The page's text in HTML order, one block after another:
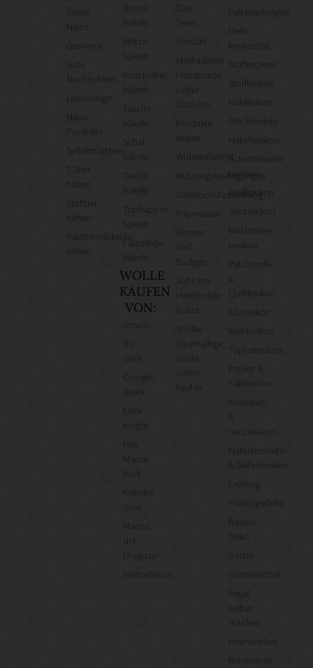
News
Gute
Nachrichten!
Leselounge
Neue
Produkte
Selbermachen
T-Shirt
Stofftier
Patchworkdecke
häkeln
Mütze
häkeln
Kuscheltier
häkeln
Tasche
häkeln
häkeln
Topflappen
häkeln
Fäustlinge
häkeln
WOLLE
KAUFEN
VON:
Cowgirl
Knight
Mama
Wolf
Kremke
Manos
Uruguay
Nomadnoss
Team
Kontakt
Mediadaten
Kultur
Produkte
testen
Widerrufsrecht
Nutzungsbedingungen
Datenschutzerklärung
Kultur
Wollke –
nachhaltige
kaufen
Faltanleitungen
Merkzettel
Stoffrechner
Stofflexikon
Nählexikon
Stricklexikon
Häkellexikon
Schnittmuster-
Lexikon
Wolllexikon
Sticklexikon
Makramee-
Lexikon
Patchwork-
&
Quiltlexikon
Weblexikon
Töpferlexikon
Papier- &
Faltlexikon
Werkstatt-
&
Holzlexikon
Naturkosmetik-
& Seifenlexikon
Frühling
Frühlingsdeko
Balkon
Deko
Garten
Gartenmöbel
Regal
Heimwerken